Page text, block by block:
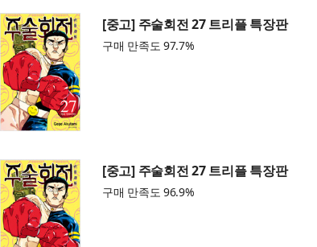
[중고] 주술회전 27 트리플 특장판
구매 만족도 97.7%
[중고] 주술회전 27 트리플 특장판
구매 만족도 96.9%